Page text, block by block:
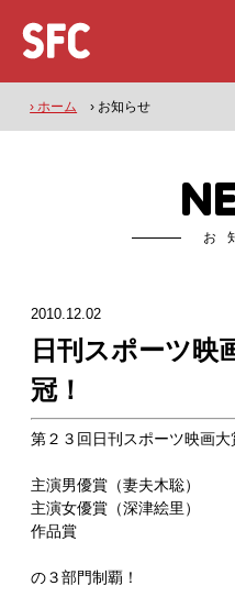
› ホーム › お知らせ
お
2010.12.02
日刊スポーツ映
冠！
第２３回日刊スポーツ映画大
主演男優賞（妻夫木聡）
主演女優賞（深津絵里）
作品賞
の３部門制覇！